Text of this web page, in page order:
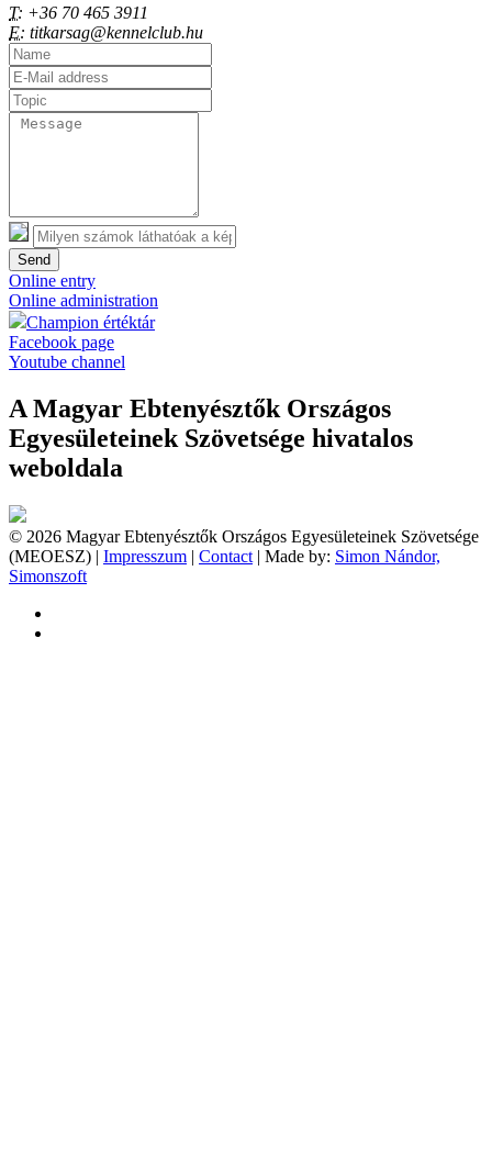
T: +36 70 465 3911
E: titkarsag@kennelclub.hu
Send
Online entry
Online administration
Champion értéktár
Facebook page
Youtube channel
A Magyar Ebtenyésztők Országos
Egyesületeinek Szövetsége hivatalos
weboldala
© 2026 Magyar Ebtenyésztők Országos Egyesületeinek Szövetsége
(MEOESZ) | Impresszum | Contact | Made by: Simon Nándor,
Simonszoft